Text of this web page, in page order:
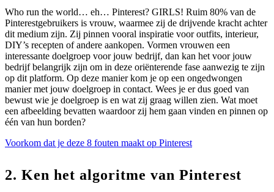
Who run the world… eh… Pinterest? GIRLS! Ruim 80% van de
Pinterestgebruikers is vrouw, waarmee zij de drijvende kracht achter
dit medium zijn. Zij pinnen vooral inspiratie voor outfits, interieur,
DIY’s recepten of andere aankopen. Vormen vrouwen een
interessante doelgroep voor jouw bedrijf, dan kan het voor jouw
bedrijf belangrijk zijn om in deze oriënterende fase aanwezig te zijn
op dit platform. Op deze manier kom je op een ongedwongen
manier met jouw doelgroep in contact. Wees je er dus goed van
bewust wie je doelgroep is en wat zij graag willen zien. Wat moet
een afbeelding bevatten waardoor zij hem gaan vinden en pinnen op
één van hun borden?
Voorkom dat je deze 8 fouten maakt op Pinterest
2. Ken het algoritme van Pinterest